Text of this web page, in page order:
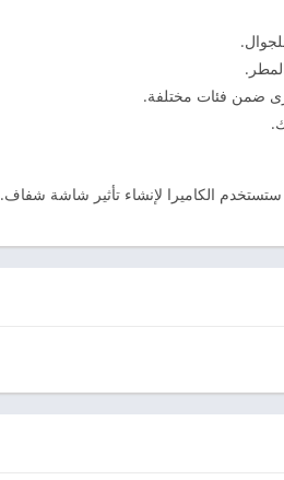
الكاميرا لإنشاء تأثير شاشة شفاف.